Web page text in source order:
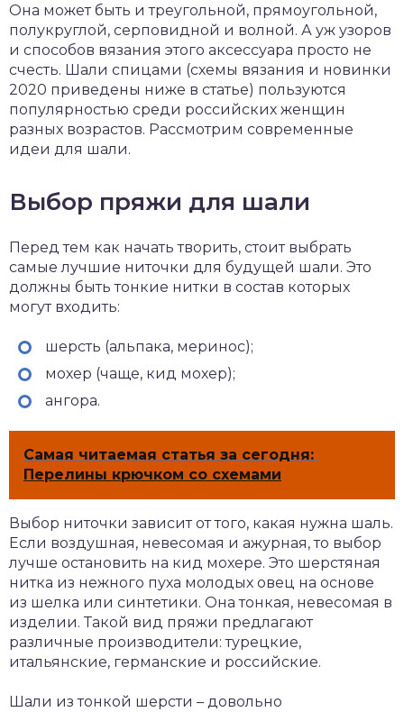
Она может быть и треугольной, прямоугольной,
полукруглой, серповидной и волной. А уж узоров
и способов вязания этого аксессуара просто не
счесть. Шали спицами (схемы вязания и новинки
2020 приведены ниже в статье) пользуются
популярностью среди российских женщин
разных возрастов. Рассмотрим современные
идеи для шали.
Выбор пряжи для шали
Перед тем как начать творить, стоит выбрать
самые лучшие ниточки для будущей шали. Это
должны быть тонкие нитки в состав которых
могут входить:
шерсть (альпака, меринос);
мохер (чаще, кид мохер);
ангора.
Самая читаемая статья за сегодня:
Перелины крючком со схемами
Выбор ниточки зависит от того, какая нужна шаль.
Если воздушная, невесомая и ажурная, то выбор
лучше остановить на кид мохере. Это шерстяная
нитка из нежного пуха молодых овец на основе
из шелка или синтетики. Она тонкая, невесомая в
изделии. Такой вид пряжи предлагают
различные производители: турецкие,
итальянские, германские и российские.
Шали из тонкой шерсти – довольно